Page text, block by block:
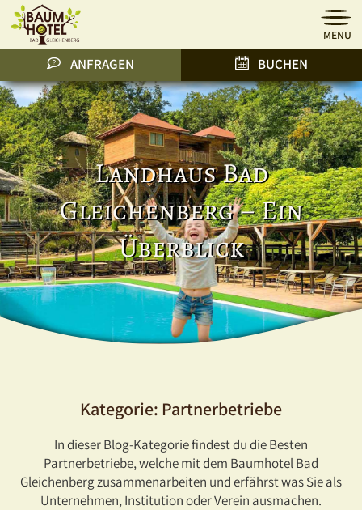
MENU
ANFRAGEN BUCHEN
Landhaus Bad
Gleichenberg – Ein
Überblick
Kategorie: Partnerbetriebe
In dieser Blog-Kategorie findest du die Besten
Partnerbetriebe, welche mit dem Baumhotel Bad
Gleichenberg zusammenarbeiten und erfährst was Sie als
Unternehmen, Institution oder Verein ausmachen.